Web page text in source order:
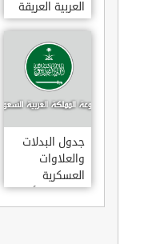
العربية العريقة
جدول البدلات
والعلاوات
العسكرية
للضباط والأفراد